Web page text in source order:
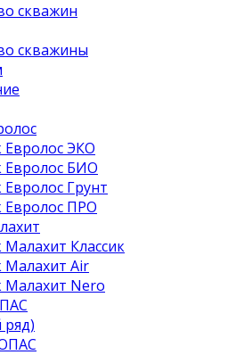
скважин
скважины
Евролос ЭКО
Евролос БИО
Грунт
Евролос ПРО
Малахит Классик
Малахит Air
Малахит Nero